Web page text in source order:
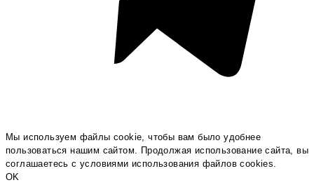
Мы используем файлы cookie, чтобы вам было удобнее
пользоваться нашим сайтом. Продолжая использование сайта, вы
соглашаетесь c условиями использования файлов cookies.
OK